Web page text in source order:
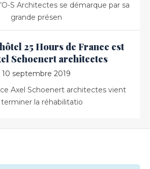
S Architectes se démarque par sa
grande présen
25 Hours de France est
Schoenert architectes
10 septembre 2019
Axel Schoenert architectes vient
la réhabilitatio